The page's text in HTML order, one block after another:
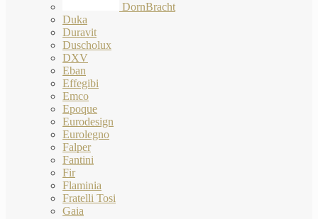
DornBracht
Duka
Duravit
Duscholux
DXV
Eban
Effegibi
Emco
Epoque
Eurodesign
Eurolegno
Falper
Fantini
Fir
Flaminia
Fratelli Tosi
Gaia